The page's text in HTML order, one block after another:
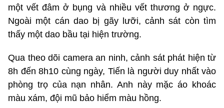
một vết đâm ở bụng và nhiều vết thương ở ngực.
Ngoài một cán dao bị gãy lưỡi, cảnh sát còn tìm
thấy một dao bầu tại hiện trường.
Qua theo dõi camera an ninh, cảnh sát phát hiện từ
8h đến 8h10 cùng ngày, Tiến là người duy nhất vào
phòng trọ của nạn nhân. Anh này mặc áo khoác
màu xám, đội mũ bảo hiểm màu hồng.